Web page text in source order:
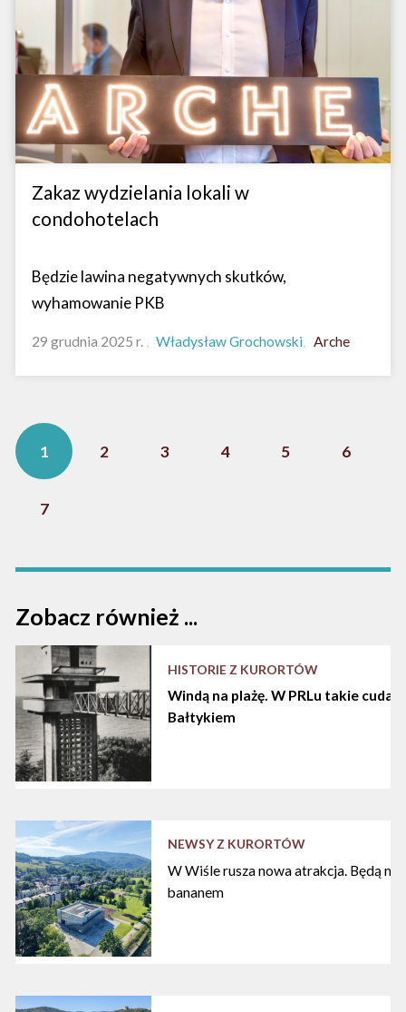
Zakaz wydzielania lokali w
condohotelach
Będzie lawina negatywnych skutków,
wyhamowanie PKB
29 grudnia 2025 r. Władysław Grochowski Arche
1 2 3 4 5 6
7
Zobacz również ...
HISTORIE Z KURORTÓW
Windą na plażę. W PRLu takie cuda
Bałtykiem
NEWSY Z KURORTÓW
W Wiśle rusza nowa atrakcja. Będą
bananem